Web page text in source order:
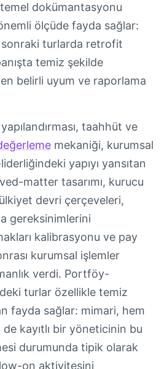
dokümantasyonu
ölçüde fayda sağlar:
sonraki turlarda retrofit
temiz şekilde
belirli uyum ve raporlama
taahhüt ve
mekaniği, kurumsal
yapıyı yansıtan
matter tasarımı, kurucu
devri çerçeveleri,
gereksinimlerini
kalibrasyonu ve pay
kurumsal işlemler
verdi. Portföy-
turlar özellikle temiz
fayda sağlar: mimari, hem
kayıtlı bir yöneticinin bu
durumunda tipik olarak
on aktivitesini